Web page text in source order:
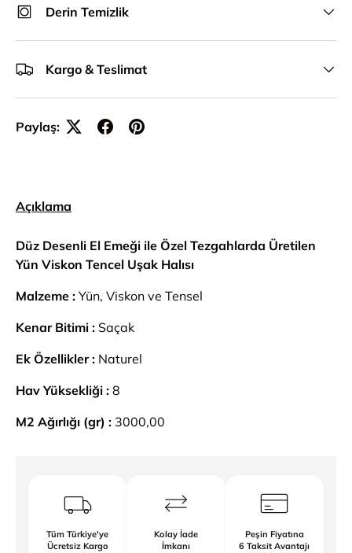
Derin Temizlik
Kargo & Teslimat
Paylaş:
Açıklama
Düz Desenli El Emeği ile Özel Tezgahlarda Üretilen
Yün Viskon Tencel Uşak Halısı
Malzeme : Yün, Viskon ve Tensel
Kenar Bitimi : Saçak
Ek Özellikler : Naturel
Hav Yüksekliği : 8
M2 Ağırlığı (gr) : 3000,00
Tüm Türkiye'ye
Ücretsiz Kargo
Kolay İade
İmkanı
Peşin Fiyatına
6 Taksit Avantajı